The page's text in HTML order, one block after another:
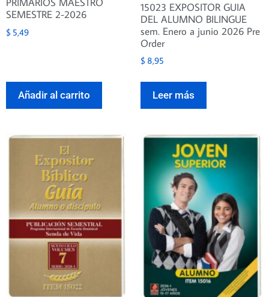
SEMESTRE 2-2026
$ 5,49
Añadir al carrito
15023 EXPOSITOR GUIA
DEL ALUMNO BILINGUE
sem. Enero a junio 2026 Pre
Order
$ 8,95
Leer más